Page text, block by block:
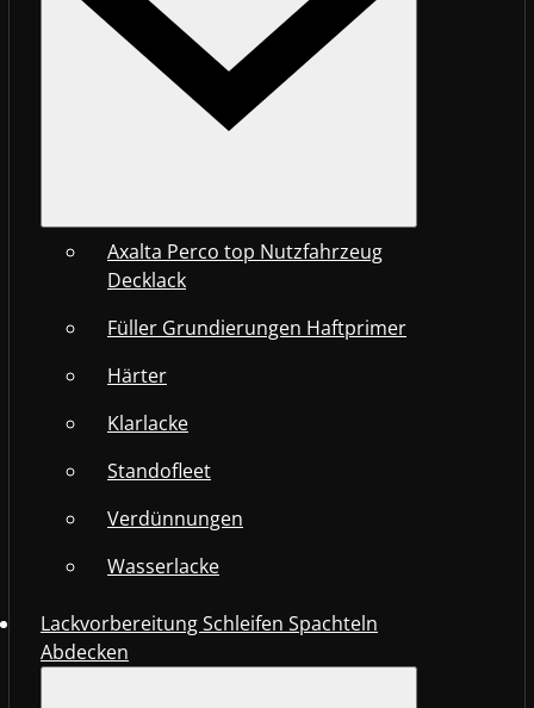
Axalta Perco top Nutzfahrzeug
Decklack
Füller Grundierungen Haftprimer
Härter
Klarlacke
Standofleet
Verdünnungen
Wasserlacke
Lackvorbereitung Schleifen Spachteln
Abdecken